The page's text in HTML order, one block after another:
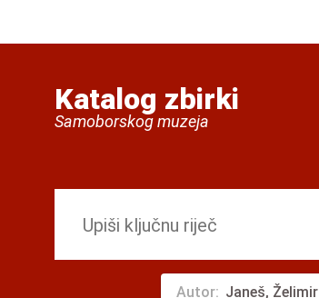
Katalog zbirki
Samoborskog muzeja
Autor: Janeš, Želimir